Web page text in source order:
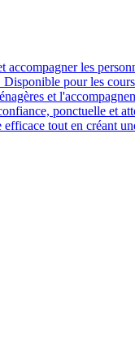
accompagner les
Disponible pour les
et
ponctuelle et
efficace tout en créant